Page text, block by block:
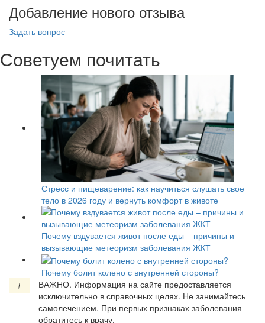
Добавление нового отзыва
Задать вопрос
Советуем почитать
Стресс и пищеварение: как научиться слушать свое
тело в 2026 году и вернуть комфорт в животе
Почему вздувается живот после еды – причины и
вызывающие метеоризм заболевания ЖКТ
Почему болит колено с внутренней стороны?
!
ВАЖНО. Информация на сайте предоставляется
исключительно в справочных целях. Не занимайтесь
самолечением. При первых признаках заболевания
обратитесь к врачу.